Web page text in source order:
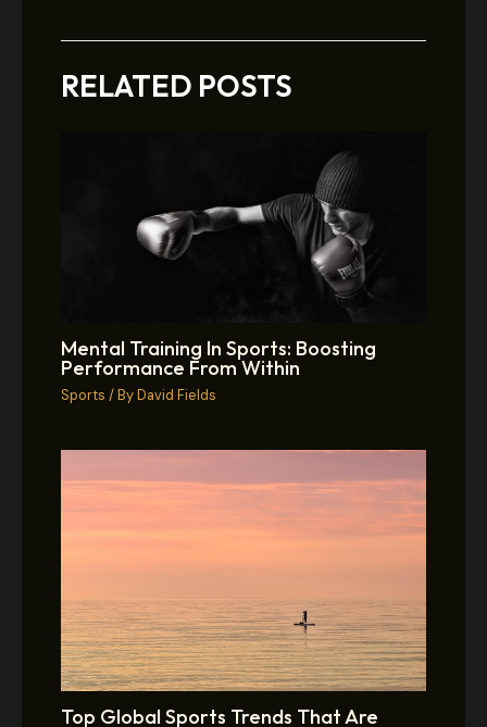
RELATED POSTS
Mental Training In Sports: Boosting
Performance From Within
Sports / ByDavid Fields
Top Global Sports Trends That Are